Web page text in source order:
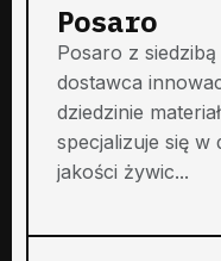
Posaro
Posaro z
dostawca
dziedzinie
specjalizuje się w
jakości żywic...